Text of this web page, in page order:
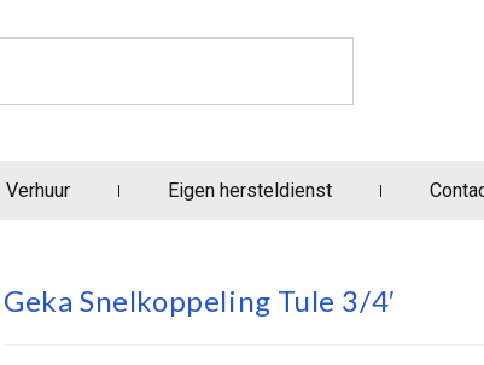
Verhuur Eigen hersteldienst
Geka Snelkoppeling Tule 3/4′